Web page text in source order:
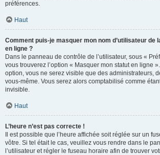
préférences.
Haut
Comment puis-je masquer mon nom d’utilisateur de
en ligne ?
Dans le panneau de contrôle de l’utilisateur, sous «
vous trouverez l’option « Masquer mon statut en ligne
option, vous ne serez visible que des administrateurs,
vous-même. Vous serez alors comptabilisé comme
invisible.
Haut
L’heure n’est pas correcte !
Il est possible que l’heure affichée soit réglée sur un
vôtre. Si tel était le cas, veuillez vous rendre dans le
l’utilisateur et régler le fuseau horaire afin de trouver